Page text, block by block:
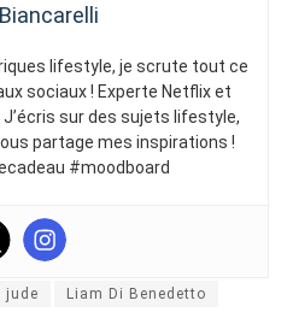
lifestyle, je scrute tout ce
sociaux ! Experte Netflix et
sur des sujets lifestyle,
partage mes inspirations !
#moodboard
jude Liam Di Benedetto